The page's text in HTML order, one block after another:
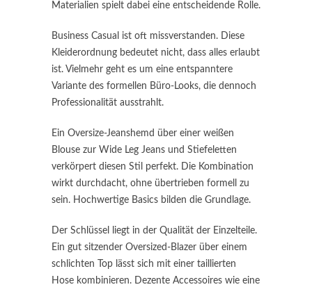
Materialien spielt dabei eine entscheidende Rolle.
Business Casual ist oft missverstanden. Diese
Kleiderordnung bedeutet nicht, dass alles erlaubt
ist. Vielmehr geht es um eine entspanntere
Variante des formellen Büro-Looks, die dennoch
Professionalität ausstrahlt.
Ein Oversize-Jeanshemd über einer weißen
Blouse zur Wide Leg Jeans und Stiefeletten
verkörpert diesen Stil perfekt. Die Kombination
wirkt durchdacht, ohne übertrieben formell zu
sein. Hochwertige Basics bilden die Grundlage.
Der Schlüssel liegt in der Qualität der Einzelteile.
Ein gut sitzender Oversized-Blazer über einem
schlichten Top lässt sich mit einer taillierten
Hose kombinieren. Dezente Accessoires wie eine